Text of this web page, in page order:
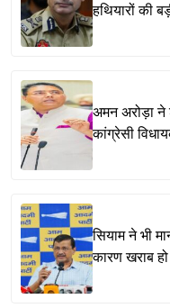
हथियारों की
अमन अरोड़ा ने
कांग्रेसी
सियाम ने भी
कारण खराब